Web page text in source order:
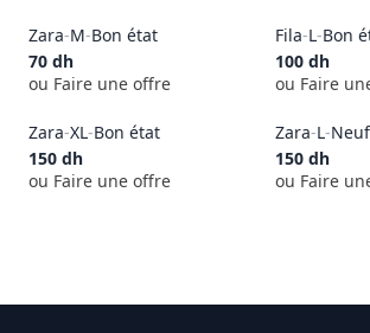
Zara-M-Bon état
70 dh
ou Faire une offre
Fila-L-Bon
100 dh
ou Faire
Zara-XL-Bon état
150 dh
ou Faire une offre
Zara-L-
150 dh
ou Faire